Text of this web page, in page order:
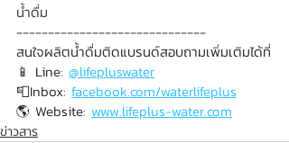
น้ำดื่ม
------------------------------
สนใจผลิตน้ำดื่มติดแบรนด์สอบถามเพิ่มเติมได้ที่
📱 Line: @lifepluswater
📮Inbox: facebook.com/waterlifeplus
🌎 Website: www.lifeplus-water.com
ข่าวสาร